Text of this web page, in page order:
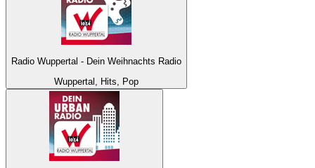
Radio Wuppertal - Dein Weihnachts Radio
Wuppertal, Hits, Pop